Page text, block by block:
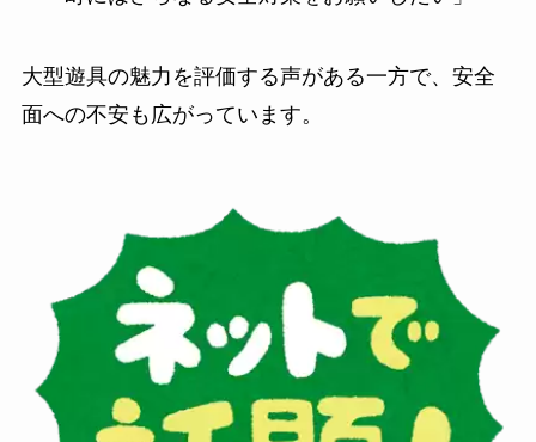
大型遊具の魅力を評価する声がある一方で、安全
面への不安も広がっています。